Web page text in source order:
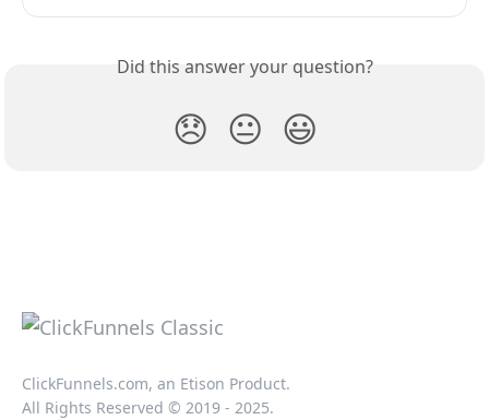
Did this answer your question?
😞 😐 😃
ClickFunnels.com, an Etison Product.
All Rights Reserved © 2019 - 2025.